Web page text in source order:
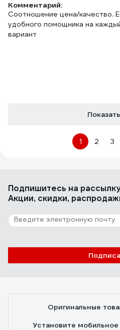
Комментарий:
Соотношение цена/качество.
удобного помощника на
вариант
1 2 3
Подпишитесь на рассылку
Акции, скидки,
Оригинальные
Установите